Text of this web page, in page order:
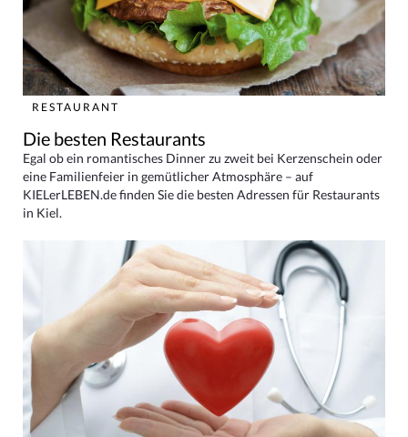
RESTAURANT
Die besten Restaurants
Egal ob ein romantisches Dinner zu zweit bei Kerzenschein oder
eine Familienfeier in gemütlicher Atmosphäre – auf
KIELerLEBEN.de finden Sie die besten Adressen für Restaurants
in Kiel.